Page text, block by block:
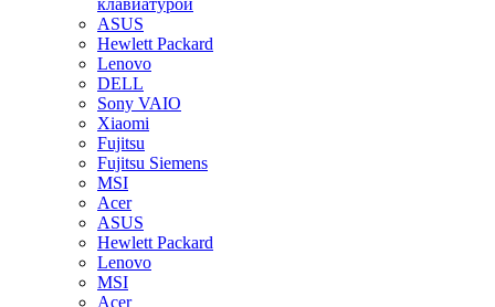
клавиатурой
ASUS
Hewlett Packard
Lenovo
DELL
Sony VAIO
Xiaomi
Fujitsu
Fujitsu Siemens
MSI
Acer
ASUS
Hewlett Packard
Lenovo
MSI
Acer